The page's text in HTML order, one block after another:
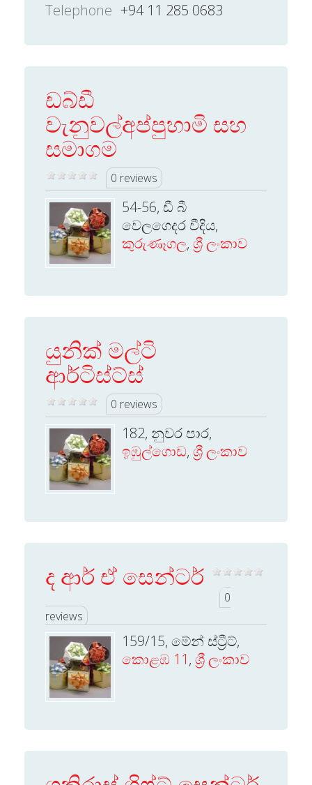
Telephone +94 11 285 0683
ඩබ්ඩී
වැනුවල්අප්පුහාමි සහ
සමාගම
0 reviews
54-56, ඩී බී
වෙලගෙදර වීදිය,
කුරුණෑගල, ශ්‍රී ලංකාව
යුනික් මල්ටි
ආර්ටිස්ට්ස්
0 reviews
182, නුවර පාර,
ඉඹුල්ගොඩ, ශ්‍රී ලංකාව
ද ආර් ඒ සෙන්ටර්
0
reviews
159/15, මේන් ස්ට්‍රීට්,
කොළඹ 11, ශ්‍රී ලංකාව